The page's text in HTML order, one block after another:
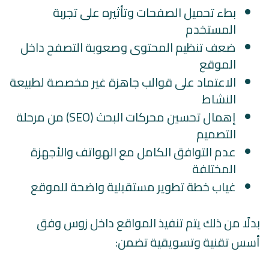
بطء تحميل الصفحات وتأثيره على تجربة
المستخدم
ضعف تنظيم المحتوى وصعوبة التصفح داخل
الموقع
الاعتماد على قوالب جاهزة غير مخصصة لطبيعة
النشاط
إهمال تحسين محركات البحث (SEO) من مرحلة
التصميم
عدم التوافق الكامل مع الهواتف والأجهزة
المختلفة
غياب خطة تطوير مستقبلية واضحة للموقع
بدلًا من ذلك يتم تنفيذ المواقع داخل زوس وفق
أسس تقنية وتسويقية تضمن: